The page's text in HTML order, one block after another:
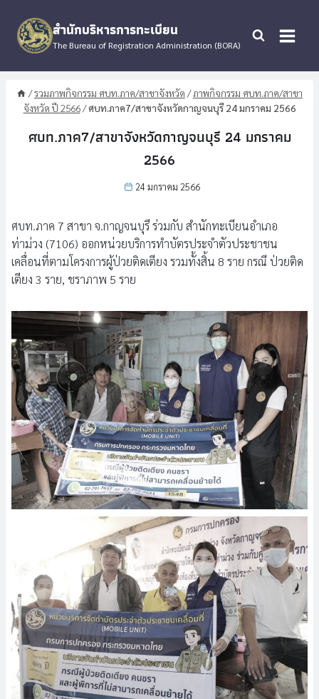
content
สำนักบริหารการทะเบียน
The Bureau of Registration Administration (BORA)
/รวมภาพกิจกรรม ศบท.ภาค/สาขาจังหวัด /ภาพกิจกรรม ศบท.ภาค/สาขา
จังหวัด ปี 2566/ศบท.ภาค7/สาขาจังหวัดกาญจนบุรี 24 มกราคม 2566
ศบท.ภาค7/สาขาจังหวัดกาญจนบุรี 24 มกราคม
2566
24 มกราคม 2566
ศบท.ภาค 7 สาขา จ.กาญจนบุรี ร่วมกับ สำนักทะเบียนอำเภอ
ท่าม่วง (7106) ออกหน่วยบริการทำบัตรประจำตัวประชาชน
เคลื่อนที่ตามโครงการผู้ป่วยติดเตียง รวมทั้งสิ้น 8 ราย กรณี ป่วยติด
เตียง 3 ราย, ชราภาพ 5 ราย